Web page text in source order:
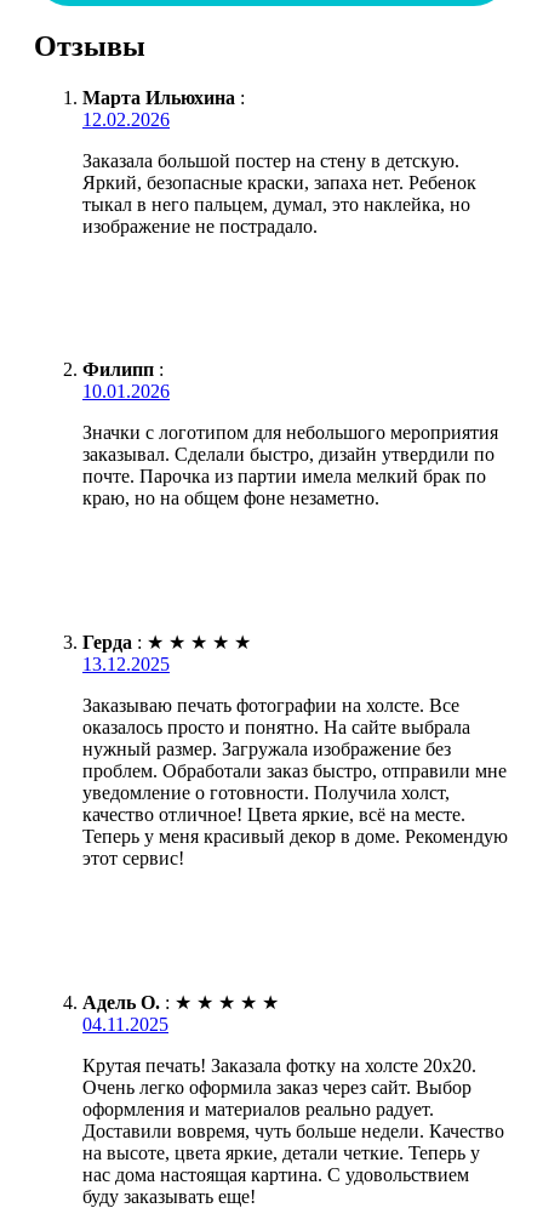
Отзывы
Марта Ильюхина :
12.02.2026
Заказала большой постер на стену в детскую.
Яркий, безопасные краски, запаха нет. Ребенок
тыкал в него пальцем, думал, это наклейка, но
изображение не пострадало.
Филипп :
10.01.2026
Значки с логотипом для небольшого мероприятия
заказывал. Сделали быстро, дизайн утвердили по
почте. Парочка из партии имела мелкий брак по
краю, но на общем фоне незаметно.
Герда : ★ ★ ★ ★ ★
13.12.2025
Заказываю печать фотографии на холсте. Все
оказалось просто и понятно. На сайте выбрала
нужный размер. Загружала изображение без
проблем. Обработали заказ быстро, отправили мне
уведомление о готовности. Получила холст,
качество отличное! Цвета яркие, всё на месте.
Теперь у меня красивый декор в доме. Рекомендую
этот сервис!
Адель О. : ★ ★ ★ ★ ★
04.11.2025
Крутая печать! Заказала фотку на холсте 20х20.
Очень легко оформила заказ через сайт. Выбор
оформления и материалов реально радует.
Доставили вовремя, чуть больше недели. Качество
на высоте, цвета яркие, детали четкие. Теперь у
нас дома настоящая картина. С удовольствием
буду заказывать еще!